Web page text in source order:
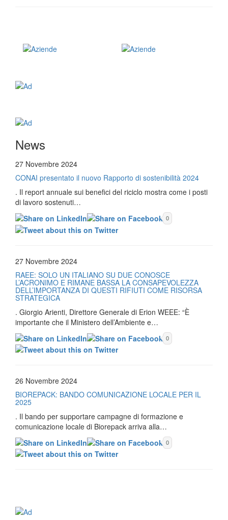
News
27 Novembre 2024
CONAI presentato il nuovo Rapporto di sostenibilità 2024
. Il report annuale sui benefici del riciclo mostra come i posti
di lavoro sostenuti…
0
27 Novembre 2024
RAEE: SOLO UN ITALIANO SU DUE CONOSCE
L’ACRONIMO E RIMANE BASSA LA CONSAPEVOLEZZA
DELL’IMPORTANZA DI QUESTI RIFIUTI COME RISORSA
STRATEGICA
. Giorgio Arienti, Direttore Generale di Erion WEEE: “È
importante che il Ministero dell’Ambiente e…
0
26 Novembre 2024
BIOREPACK: BANDO COMUNICAZIONE LOCALE PER IL
2025
. Il bando per supportare campagne di formazione e
comunicazione locale di Biorepack arriva alla…
0